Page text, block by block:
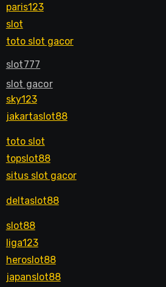
paris123
slot
toto slot gacor
slot777
slot gacor
sky123
jakartaslot88
toto slot
topslot88
situs slot gacor
deltaslot88
slot88
liga123
heroslot88
japanslot88